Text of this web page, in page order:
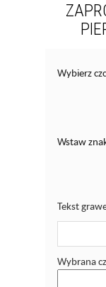
Wybierz
Wstaw
Tekst
Wybrana